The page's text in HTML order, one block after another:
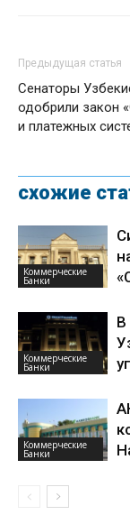
Предыдущая статья
Сенаторы
одобрили закон
и платежных
схожие
Коммерческие
Банки
Коммерческие
Банки
В
Коммерческие
Банки